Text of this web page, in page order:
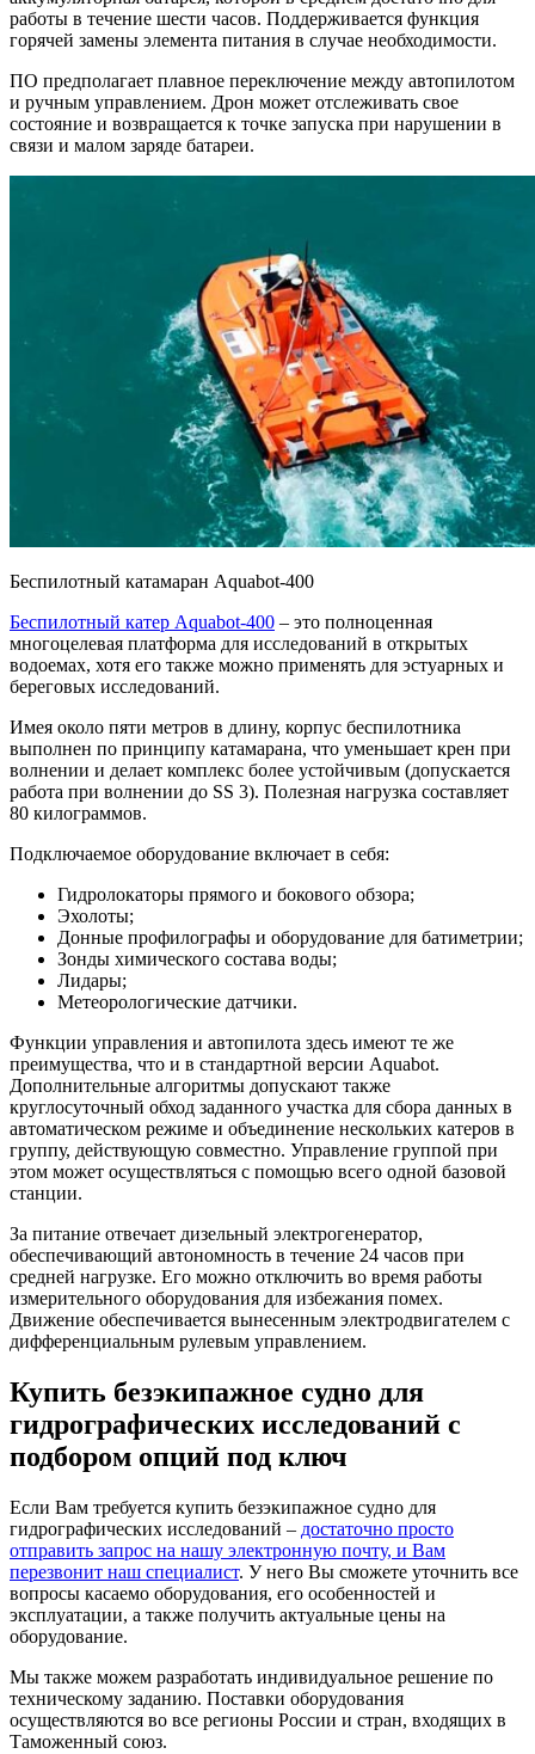
работы в течение шести часов. Поддерживается функция
горячей замены элемента питания в случае необходимости.
ПО предполагает плавное переключение между автопилотом
и ручным управлением. Дрон может отслеживать свое
состояние и возвращается к точке запуска при нарушении в
связи и малом заряде батареи.
Беспилотный катамаран Aquabot-400
Беспилотный катер Aquabot-400 – это полноценная
многоцелевая платформа для исследований в открытых
водоемах, хотя его также можно применять для эстуарных и
береговых исследований.
Имея около пяти метров в длину, корпус беспилотника
выполнен по принципу катамарана, что уменьшает крен при
волнении и делает комплекс более устойчивым (допускается
работа при волнении до SS 3). Полезная нагрузка составляет
80 килограммов.
Подключаемое оборудование включает в себя:
Гидролокаторы прямого и бокового обзора;
Эхолоты;
Донные профилографы и оборудование для батиметрии;
Зонды химического состава воды;
Лидары;
Метеорологические датчики.
Функции управления и автопилота здесь имеют те же
преимущества, что и в стандартной версии Aquabot.
Дополнительные алгоритмы допускают также
круглосуточный обход заданного участка для сбора данных в
автоматическом режиме и объединение нескольких катеров в
группу, действующую совместно. Управление группой при
этом может осуществляться с помощью всего одной базовой
станции.
За питание отвечает дизельный электрогенератор,
обеспечивающий автономность в течение 24 часов при
средней нагрузке. Его можно отключить во время работы
измерительного оборудования для избежания помех.
Движение обеспечивается вынесенным электродвигателем с
дифференциальным рулевым управлением.
Купить безэкипажное судно для
гидрографических исследований с
подбором опций под ключ
Если Вам требуется купить безэкипажное судно для
гидрографических исследований – достаточно просто
отправить запрос на нашу электронную почту, и Вам
перезвонит наш специалист. У него Вы сможете уточнить все
вопросы касаемо оборудования, его особенностей и
эксплуатации, а также получить актуальные цены на
оборудование.
Мы также можем разработать индивидуальное решение по
техническому заданию. Поставки оборудования
осуществляются во все регионы России и стран, входящих в
Таможенный союз.